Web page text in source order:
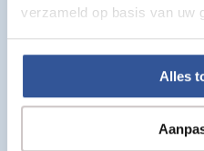
verzameld op basis van uw
Alles
Voor het juiste aantal
👉Neem de omtrek van
Deze bevestigingshaken
duurzame installatie van